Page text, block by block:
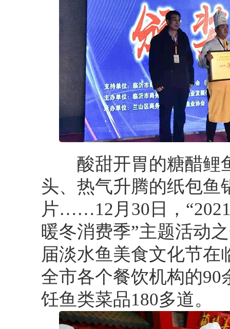
酸甜开胃的糖醋鲤
头、热气升腾的纸包鱼
片……12月30日，
暖冬消费季”主题活动
届淡水鱼美食文化节在
全市各个餐饮机构的
饪鱼类菜品180多道。